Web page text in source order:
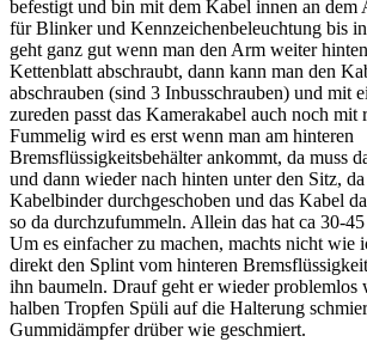
befestigt und bin mit dem Kabel innen an dem
für Blinker und Kennzeichenbeleuchtung bis
geht ganz gut wenn man den Arm weiter
Kettenblatt abschraubt, dann kann man den
abschrauben (sind 3 Inbusschrauben) und mit
zureden passt das Kamerakabel auch noch mit
Fummelig wird es erst wenn man am hinteren
Bremsflüssigkeitsbehälter ankommt, da muss
und dann wieder nach hinten unter den Sitz,
Kabelbinder durchgeschoben und das Kabel
so da durchzufummeln. Allein das hat ca 30-
Um es einfacher zu machen, machts nicht wie
direkt den Splint vom hinteren
ihn baumeln. Drauf geht er wieder problemlos
halben Tropfen Spüli auf die Halterung
Gummidämpfer drüber wie geschmiert.